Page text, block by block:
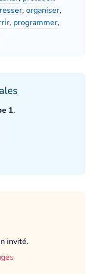
, organiser,
, programmer,
1.
invité.